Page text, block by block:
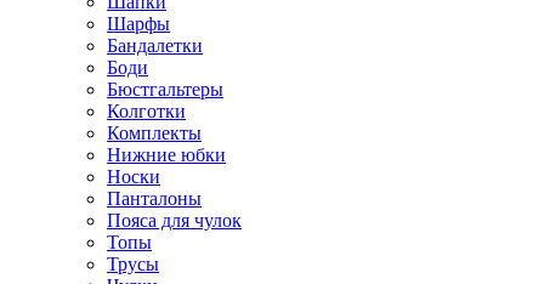
Шарфы
Бандалетки
Боди
Бюстгальтеры
Колготки
Комплекты
Нижние юбки
Носки
Панталоны
Поясa для чулок
Топы
Трусы